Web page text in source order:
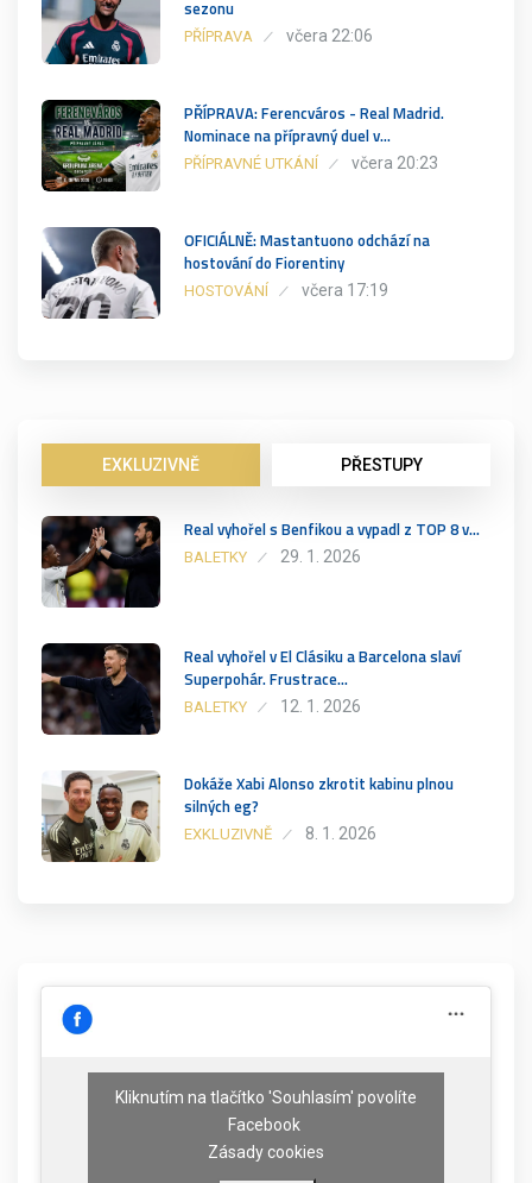
sezonu
PŘÍPRAVA včera 22:06
PŘÍPRAVA: Ferencváros - Real Madrid.
Nominace na přípravný duel v…
PŘÍPRAVNÉ UTKÁNÍ včera 20:23
OFICIÁLNĚ: Mastantuono odchází na
hostování do Fiorentiny
HOSTOVÁNÍ včera 17:19
EXKLUZIVNĚ PŘESTUPY
Real vyhořel s Benfikou a vypadl z TOP 8 v…
BALETKY 29. 1. 2026
Real vyhořel v El Clásiku a Barcelona slaví
Superpohár. Frustrace…
BALETKY 12. 1. 2026
Dokáže Xabi Alonso zkrotit kabinu plnou
silných eg?
EXKLUZIVNĚ 8. 1. 2026
Kliknutím na tlačítko 'Souhlasím' povolíte
Facebook
Zásady cookies